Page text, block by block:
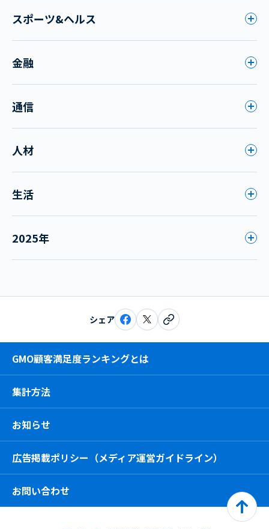
スポーツ&ヘルス
金融
通信
人材
生活
2025年
シェア
GMO顧客満足度ランキングとは
集計方法
お知らせ
広告掲載ポリシー（メディア運営ガイドライン）
お問い合わせ